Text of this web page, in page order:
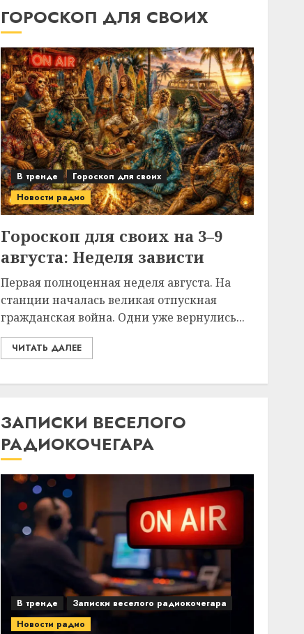
ГОРОСКОП ДЛЯ СВОИХ
В тренде
Гороскоп для своих
Новости радио
Гороскоп для своих на 3–9
августа: Неделя зависти
Первая полноценная неделя августа. На
станции началась великая отпускная
гражданская война. Одни уже вернулись...
ЧИТАТЬ ДАЛЕЕ
ЗАПИСКИ ВЕСЕЛОГО
РАДИОКОЧЕГАРА
В тренде
Записки веселого радиокочегара
Новости радио